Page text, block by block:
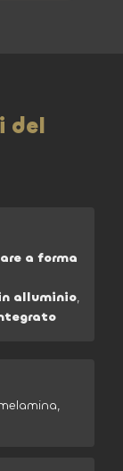
del
a forma
alluminio,